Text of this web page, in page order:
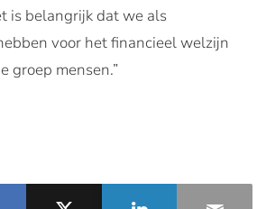
is belangrijk dat we als
voor het financieel welzijn
groep mensen.”